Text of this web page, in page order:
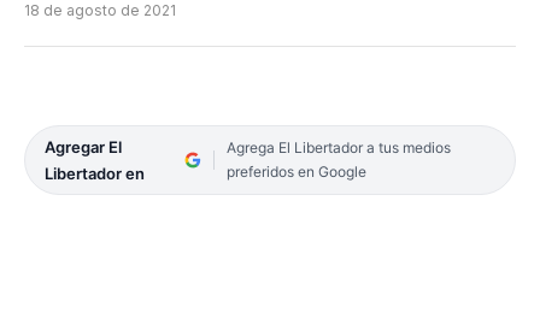
18 de agosto de 2021
Agregar El
Libertador en
Agrega El Libertador a tus medios
preferidos en Google